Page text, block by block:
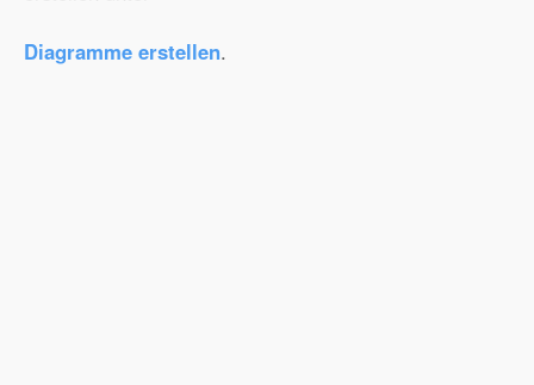
Diagramme erstellen.